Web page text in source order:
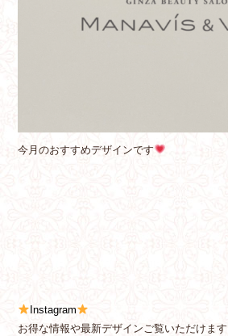
今月のおすすめデザインです
Instagram
お得な情報や最新デザインご覧いただけます